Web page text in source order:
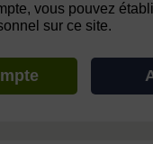
vous pouvez
sur ce site.